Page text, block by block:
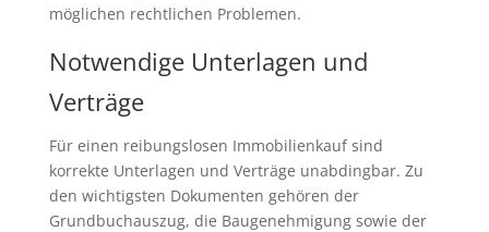
möglichen rechtlichen Problemen.
Notwendige Unterlagen und
Verträge
Für einen reibungslosen Immobilienkauf sind
korrekte Unterlagen und Verträge unabdingbar. Zu
den wichtigsten Dokumenten gehören der
Grundbuchauszug, die Baugenehmigung sowie der